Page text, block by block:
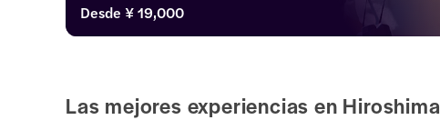
Desde ¥ 19,000
Las mejores experiencias en Hiroshima